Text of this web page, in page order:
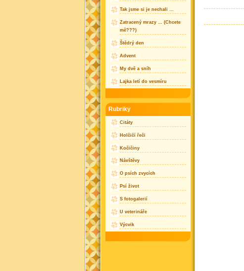
Tak jsme si je nechali …
Zatracený mrazy … (Chcete
mě???)
Štědrý den
Advent
My dvě a sníh
Lajka letí do vesmíru
Rubriky
Citáty
Holčičí řeči
Kočičiny
Návštěvy
O psích zvycích
Psí život
S fotogalerií
U veterináře
Výcvik